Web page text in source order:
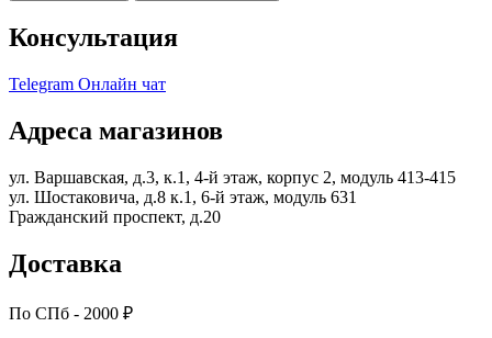
Консультация
Telegram Онлайн чат
Адреса магазинов
ул. Варшавская, д.3, к.1, 4-й этаж, корпус 2, модуль 413-415
ул. Шостаковича, д.8 к.1, 6-й этаж, модуль 631
Гражданский проспект, д.20
Доставка
По СПб - 2000 ₽